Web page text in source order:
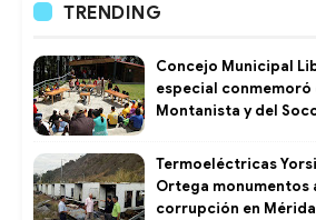
TRENDING
Concejo Municipal
especial conmemoró
Montanista y del
Termoeléctricas
Ortega monumentos
corrupción en Mérida